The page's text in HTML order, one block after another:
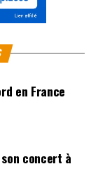
en France
concert à